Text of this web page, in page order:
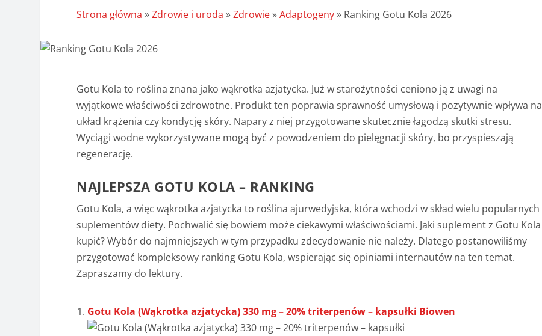
Strona główna »Zdrowie i uroda »Zdrowie»Adaptogeny» Ranking Gotu Kola 2026
Gotu Kola to roślina znana jako wąkrotka azjatycka. Już w starożytności ceniono ją z uwagi na
wyjątkowe właściwości zdrowotne. Produkt ten poprawia sprawność umysłową i pozytywnie wpływa na
układ krążenia czy kondycję skóry. Napary z niej przygotowane skutecznie łagodzą skutki stresu.
Wyciągi wodne wykorzystywane mogą być z powodzeniem do pielęgnacji skóry, bo przyspieszają
regenerację.
NAJLEPSZA GOTU KOLA – RANKING
Gotu Kola, a więc wąkrotka azjatycka to roślina ajurwedyjska, która wchodzi w skład wielu popularnych
suplementów diety. Pochwalić się bowiem może ciekawymi właściwościami. Jaki suplement z Gotu Kola
kupić? Wybór do najmniejszych w tym przypadku zdecydowanie nie należy. Dlatego postanowiliśmy
przygotować kompleksowy ranking Gotu Kola, wspierając się opiniami internautów na ten temat.
Zapraszamy do lektury.
Gotu Kola (Wąkrotka azjatycka) 330 mg – 20% triterpenów – kapsułki Biowen